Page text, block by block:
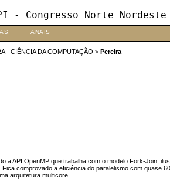
- Congresso Norte
ANAIS
- CIÊNCIA DA COMPUTAÇÃO > Pereira
API OpenMP que trabalha com o modelo Fork-Join,
comprovado a eficiência do paralelismo com quase
arquitetura multicore.